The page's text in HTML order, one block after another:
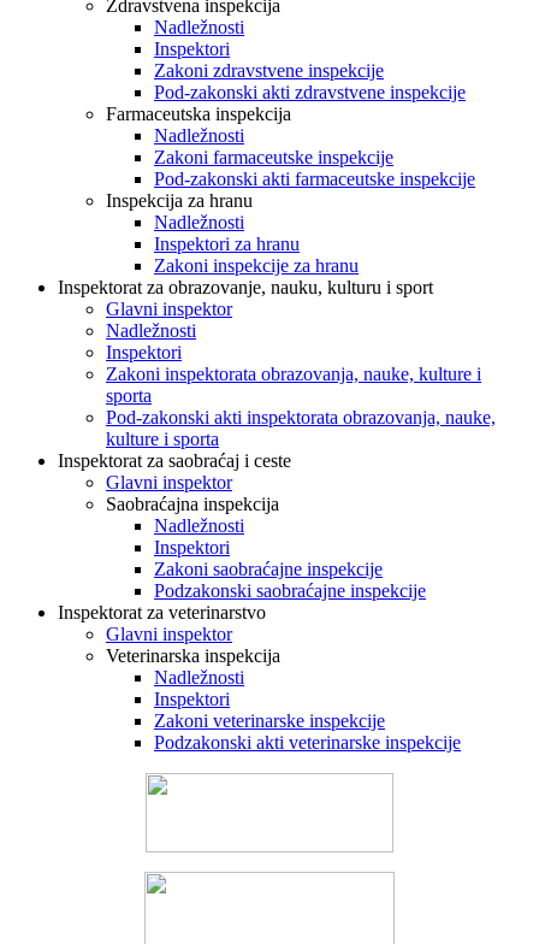
Zdravstvena inspekcija
Nadležnosti
Inspektori
Zakoni zdravstvene inspekcije
Pod-zakonski akti zdravstvene inspekcije
Farmaceutska inspekcija
Nadležnosti
Zakoni farmaceutske inspekcije
Pod-zakonski akti farmaceutske inspekcije
Inspekcija za hranu
Nadležnosti
Inspektori za hranu
Zakoni inspekcije za hranu
Inspektorat za obrazovanje, nauku, kulturu i sport
Glavni inspektor
Nadležnosti
Inspektori
Zakoni inspektorata obrazovanja, nauke, kulture i
sporta
Pod-zakonski akti inspektorata obrazovanja, nauke,
kulture i sporta
Inspektorat za saobraćaj i ceste
Glavni inspektor
Saobraćajna inspekcija
Nadležnosti
Inspektori
Zakoni saobraćajne inspekcije
Podzakonski saobraćajne inspekcije
Inspektorat za veterinarstvo
Glavni inspektor
Veterinarska inspekcija
Nadležnosti
Inspektori
Zakoni veterinarske inspekcije
Podzakonski akti veterinarske inspekcije